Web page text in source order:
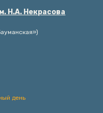
Н.А. Некрасова
день